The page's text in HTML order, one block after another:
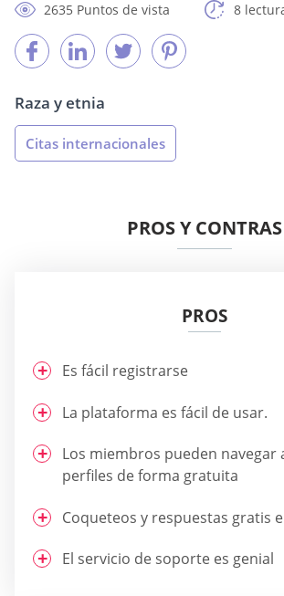
2635 Puntos de vista
8
Raza y etnia
Citas internacionales
PROS Y CONTRAS
PROS
Es fácil registrarse
La plataforma es fácil de usar.
Los miembros pueden navegar
perfiles de forma gratuita
Coqueteos y respuestas gratis
El servicio de soporte es genial